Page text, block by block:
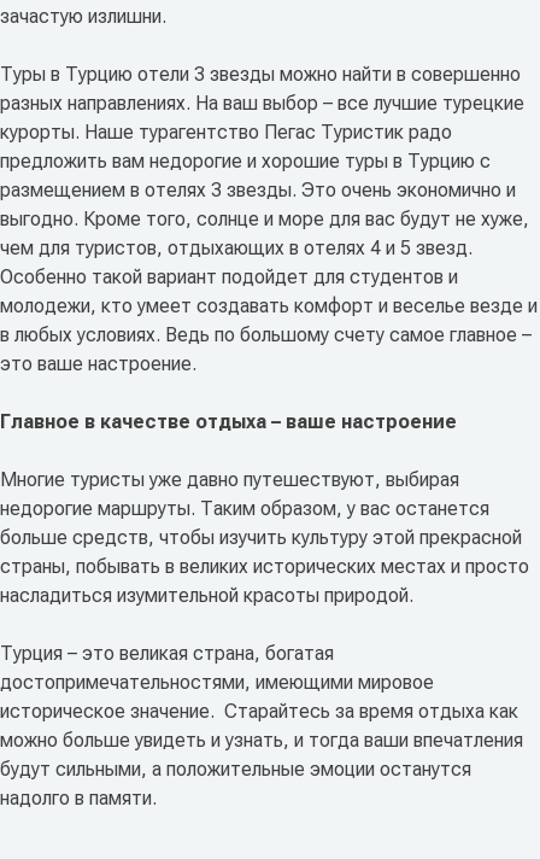
зачастую излишни.
Туры в Турцию отели 3 звезды можно найти в совершенно
разных направлениях. На ваш выбор – все лучшие турецкие
курорты. Наше турагентство Пегас Туристик радо
предложить вам недорогие и хорошие туры в Турцию с
размещением в отелях 3 звезды. Это очень экономично и
выгодно. Кроме того, солнце и море для вас будут не хуже,
чем для туристов, отдыхающих в отелях 4 и 5 звезд.
Особенно такой вариант подойдет для студентов и
молодежи, кто умеет создавать комфорт и веселье везде и
в любых условиях. Ведь по большому счету самое главное –
это ваше настроение.
Главное в качестве отдыха – ваше настроение
Многие туристы уже давно путешествуют, выбирая
недорогие маршруты. Таким образом, у вас останется
больше средств, чтобы изучить культуру этой прекрасной
страны, побывать в великих исторических местах и просто
насладиться изумительной красоты природой.
Турция – это великая страна, богатая
достопримечательностями, имеющими мировое
историческое значение. Старайтесь за время отдыха как
можно больше увидеть и узнать, и тогда ваши впечатления
будут сильными, а положительные эмоции останутся
надолго в памяти.